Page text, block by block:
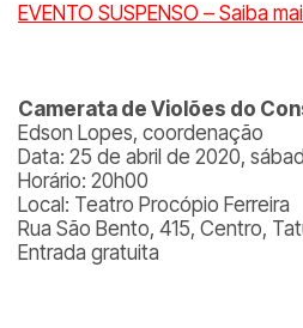
EVENTO SUSPENSO – Saiba
Camerata de Violões do
Edson Lopes, coordenação
Data: 25 de abril de 2020,
Horário: 20h00
Local: Teatro Procópio Ferreira
Rua São Bento, 415, Centro,
Entrada gratuita